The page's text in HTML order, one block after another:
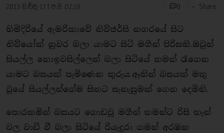
2013 මාර්තු 17 | ප.ව. 02:19 0 - Share
හිමිදිරියේ ඇමරිකාවේ නිව්ජර්සි නගරයේ සිට
නිව්යෝක් නුවර බලා යාමට සිටි මගීන් පිරිසකි.ඔවුන්
සියල්ල නොඉවසිල්ලෙන් බලා සිටියේ තමන් රැගෙන
යාමට බසයක් පැමිණෙන තුරුය.ඈතින් බසයක් මතු
වූයේ සියල්ලන්ගේම සිතට සැනැසුමක් ගෙන දෙමිනි.
පොරකමින් බසයට ගොඩවූ මගීන් තමන්ට රිසි තැන්
වල වාඩි වී බලා සිටියේ රියැදුරා ගමන් අරඹන